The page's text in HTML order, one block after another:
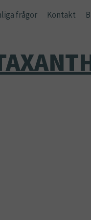
frågor Kontakt